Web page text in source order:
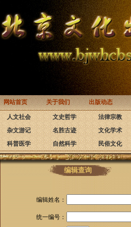
网站首页 关于我们 出版动态
人文社会 文史哲学 法律宗教
杂文游记
名胜古迹 文化学术
科普医学
自然科学 民俗文化
编辑查询
编辑姓名：
统一编号：